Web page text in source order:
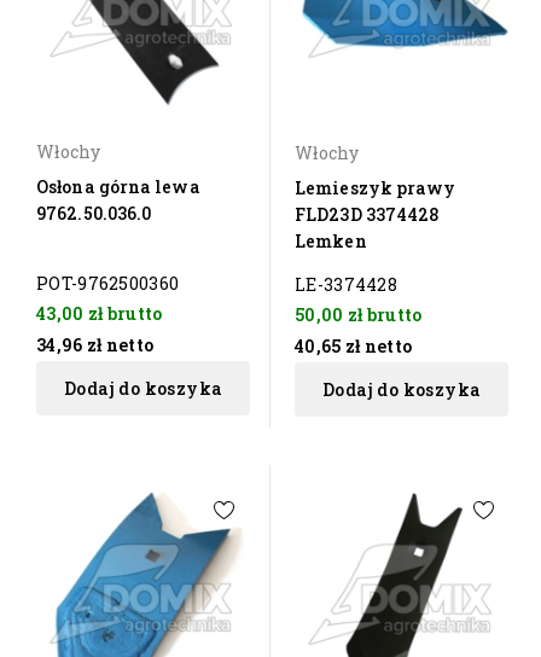
Włochy
Osłona górna lewa
9762.50.036.0
POT-9762500360
43,00 złbrutto
34,96 zł netto
Dodaj do koszyka
Włochy
Lemieszyk prawy
FLD23D 3374428
Lemken
LE-3374428
50,00 złbrutto
40,65 zł netto
Dodaj do koszyka